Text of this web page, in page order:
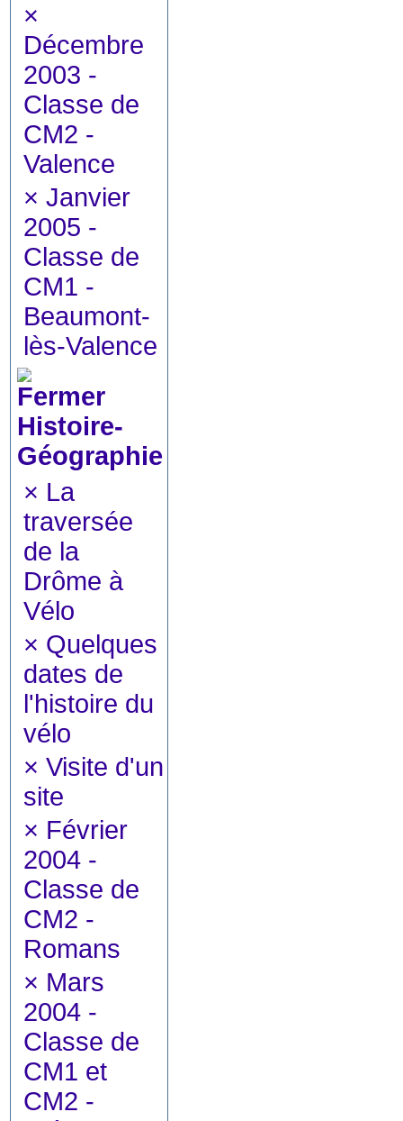
×
Décembre
2003 -
Classe de
CM2 -
Valence
× Janvier
2005 -
Classe de
CM1 -
Beaumont-
lès-Valence
Histoire-
Géographie
× La
traversée
de la
Drôme à
Vélo
× Quelques
dates de
l'histoire du
vélo
× Visite d'un
site
× Février
2004 -
Classe de
CM2 -
Romans
× Mars
2004 -
Classe de
CM1 et
CM2 -